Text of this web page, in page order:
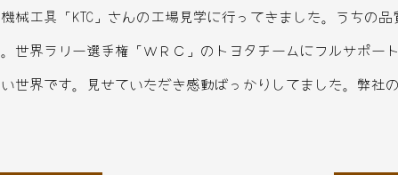
械工具「KTC」さんの工場見学に行ってきました。うちの
世界ラリー選手権「ＷＲＣ」のトヨタチームにフルサポー
世界です。見せていただき感動ばっかりしてました。弊社